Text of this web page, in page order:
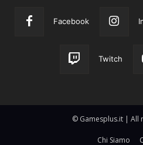
Facebook
Twitch
© Gamesplus.it | All
Chi Siamo